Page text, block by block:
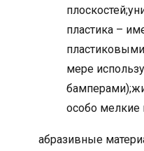
пластика –
мере
особо мелкие
абразивные